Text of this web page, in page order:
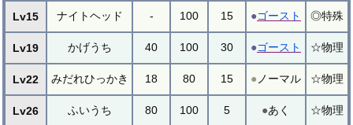
Lv15 ナイトヘッド - 100 15 ●ゴースト ◎特殊
Lv19 かげうち 40 100 30 ●ゴースト ☆物理
Lv22 みだれひっかき 18 80 15 ● ノーマル ☆物理
Lv26 ふいうち 80 100 5 ●あく ☆物理